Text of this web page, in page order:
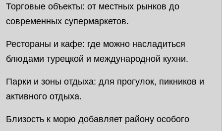
Торговые объекты: от местных рынков до
современных супермаркетов.
Рестораны и кафе: где можно насладиться
блюдами турецкой и международной кухни.
Парки и зоны отдыха: для прогулок, пикников и
активного отдыха.
Близость к морю добавляет району особого